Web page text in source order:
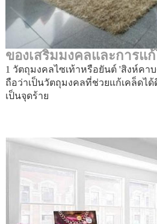
ของเสริมมงคลและการแ
1 วัตถุมงคลไซเท้าหรือยันต์ 'สิงห์คา
ถือว่าเป็นวัตถุมงคลที่ช่วยแก้เคล็ดไ
เป็นจุดร้าย